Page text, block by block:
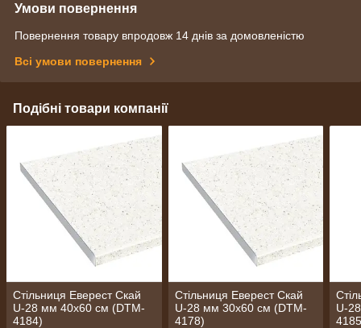
Умови повернення
Повернення товару впродовж 14 днів за домовленістю
Всі умови повернення
Подібні товари компанії
Стільниця Еверест Скай
U-28 мм 40х60 см (DTM-
4184)
Стільниця Еверест Скай
U-28 мм 30х60 см (DTM-
4178)
U-